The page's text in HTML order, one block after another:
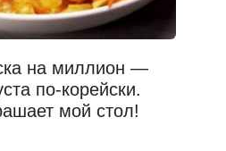
на миллион —
по-корейски.
мой стол!